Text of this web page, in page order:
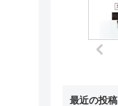
最近の投稿